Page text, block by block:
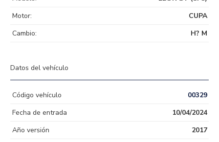
Motor:
CUPA
Cambio:
H? M
Datos del vehículo
Código vehículo
00329
Fecha de entrada
10/04/2024
Año versión
2017